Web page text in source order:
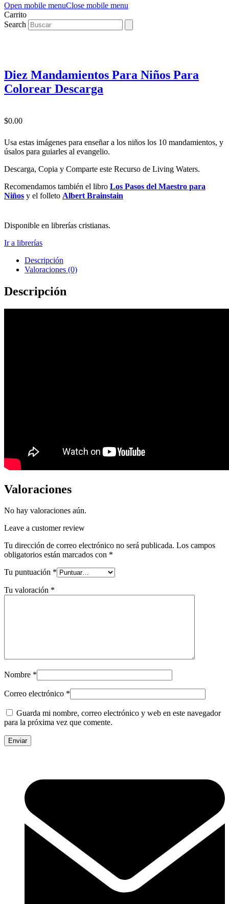
Open mobile menuClose mobile menu
Carrito
Search
Diez Mandamientos Para Niños Para
Colorear Descarga
$0.00
Usa estas imágenes para enseñar a los niños los 10 mandamientos, y
úsalos para guiarles al evangelio.
Descarga, Copia y Comparte este Recurso de Living Waters.
Recomendamos también el libro Los Pasos del Maestro para
Niños y el folleto Albert Brainstain
Disponible en librerías cristianas.
Ir a librerías
Descripción
Valoraciones (0)
Descripción
Valoraciones
No hay valoraciones aún.
Leave a customer review
Tu dirección de correo electrónico no será publicada. Los campos
obligatorios están marcados con *
Tu puntuación *
Tu valoración *
Nombre *
Correo electrónico *
Guarda mi nombre, correo electrónico y web en este navegador
para la próxima vez que comente.